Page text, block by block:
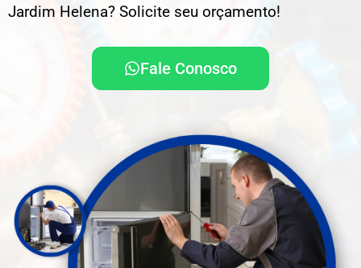
Jardim Helena? Solicite seu orçamento!
Fale Conosco